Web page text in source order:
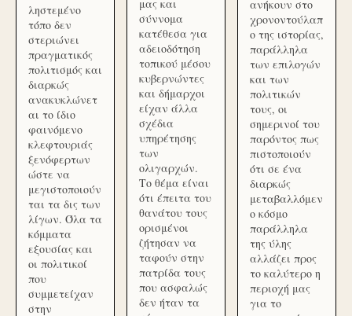
ληστεμένο
τόπο δεν
στεριώνει
πραγματικός
πολιτισμός και
διαρκώς
ανακυκλώνετ
αι το ίδιο
φαινόμενο
κλεφτουριάς
ξενόφερτων
ώστε να
μεγιστοποιούν
ται τα δις των
λίγων. Όλα τα
κόμματα
εξουσίας και
οι πολιτικοί
που
συμμετείχαν
στην
μας και
σύννομα
κατέθεσα για
αδειοδότηση
τοπικού μέσου
κυβερνώντες
και δήμαρχοι
είχαν άλλα
σχέδια
υπηρέτησης
των
ολιγαρχών.
Το θέμα είναι
ότι έπειτα του
θανάτου τους
ορισμένοι
ζήτησαν να
ταφούν στην
πατρίδα τους
που ασφαλώς
δεν ήταν τα
ανήκουν στο
χρονοντούλαπ
ο της ιστορίας,
παράλληλα
των επιλογών
και των
πολιτικών
τους, οι
σημερινοί του
παρόντος πως
πιστοποιούν
ότι σε ένα
διαρκώς
μεταβαλλόμεν
ο κόσμο
παράλληλα
της ύλης
αλλάζει προς
το καλύτερο η
περιοχή μας
για το